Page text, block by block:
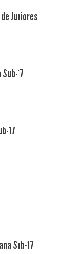
Juniores
17
17
Sub-17